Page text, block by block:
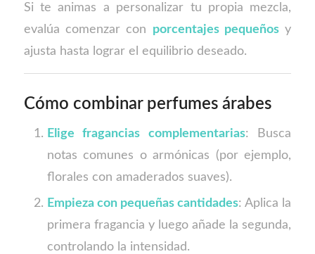
Si te animas a personalizar tu propia mezcla,
evalúa comenzar con porcentajes pequeños y
ajusta hasta lograr el equilibrio deseado.
Cómo combinar perfumes árabes
Elige fragancias complementarias: Busca
notas comunes o armónicas (por ejemplo,
florales con amaderados suaves).
Empieza con pequeñas cantidades: Aplica la
primera fragancia y luego añade la segunda,
controlando la intensidad.